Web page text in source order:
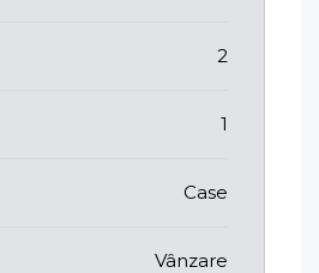
2
1
Case
Vânzare